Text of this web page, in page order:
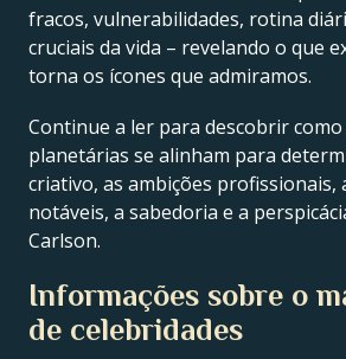
fracos, vulnerabilidades, rotina
cruciais da vida – revelando o que
torna os ícones que admiramos.
Continue a ler para descobrir como
planetárias se alinham para
criativo, as ambições profissionais,
notáveis, a sabedoria e a
Carlson.
Informações sobre o
de celebridades